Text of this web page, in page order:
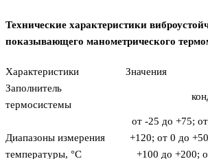
Технические характеристики
показывающего манометрического
Характеристики
Значения
Заполнитель
термосистемы
Диапазоны измерения
температуры, °С
от -25 до +75;
+120; от 0 до
+100 до +200;